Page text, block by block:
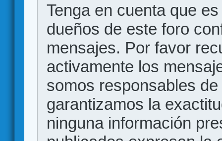
Tenga en cuenta que
dueños de este foro
mensajes. Por favor
activamente los
somos responsables
garantizamos la
ninguna información